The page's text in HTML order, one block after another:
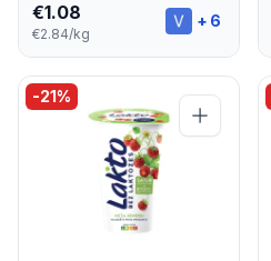
€1.08
€2.84/kg
+ 6
-21%